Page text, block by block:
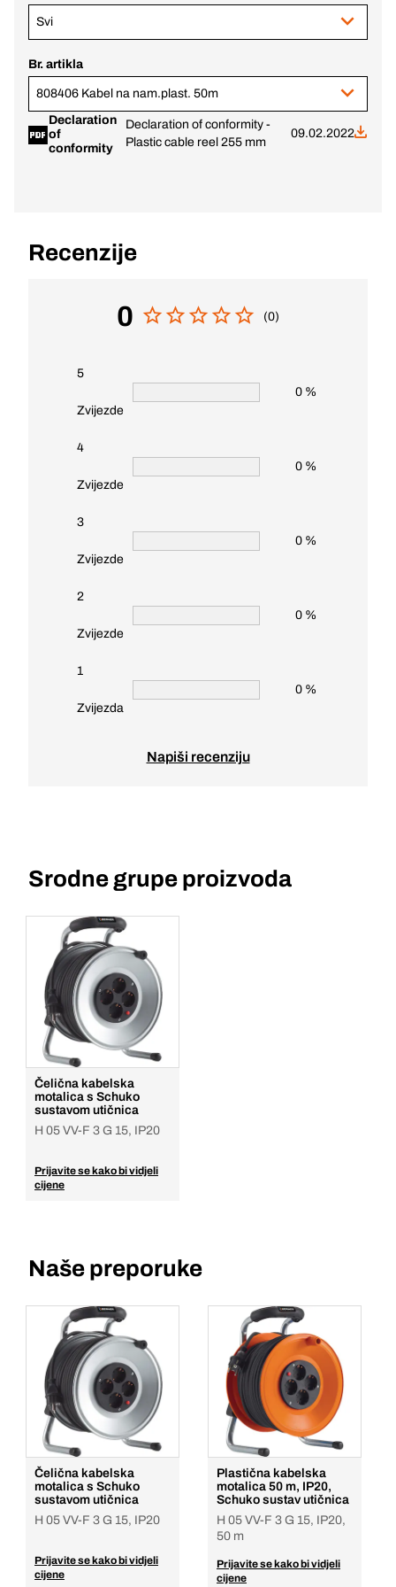
Svi
Br. artikla
808406 Kabel na nam.plast. 50m
Declaration
of
conformity
Declaration of conformity -
Plastic cable reel 255 mm
09.02.2022
Recenzije
0 (0)
5
Zvijezde
0 %
4
Zvijezde
0 %
3
Zvijezde
0 %
2
Zvijezde
0 %
1
Zvijezda
0 %
Napiši recenziju
Srodne grupe proizvoda
Čelična kabelska
motalica s Schuko
sustavom utičnica
H 05 VV-F 3 G 15, IP20
Prijavite se kako bi vidjeli
cijene
Naše preporuke
Čelična kabelska
motalica s Schuko
sustavom utičnica
H 05 VV-F 3 G 15, IP20
Prijavite se kako bi vidjeli
cijene
Plastična kabelska
motalica 50 m, IP20,
Schuko sustav utičnica
H 05 VV-F 3 G 15, IP20,
50 m
Prijavite se kako bi vidjeli
cijene